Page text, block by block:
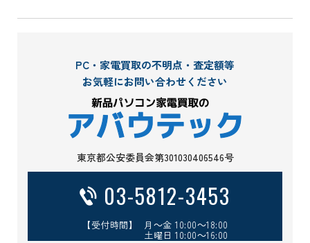
PC・家電買取の不明点・査定額等
お気軽にお問い合わせください
東京都公安委員会第301030406546号
03-5812-3453
【受付時間】 月～金 10:00～18:00
土曜日 10:00～16:00